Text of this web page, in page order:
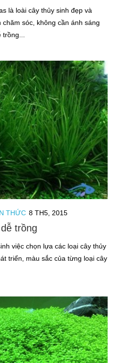
là loài cây thủy sinh đẹp và
sóc, không cần ánh sáng
trồng...
THỨC 8 TH5, 2015
trồng
việc chọn lựa các loại cây thủy
triển, màu sắc của từng loại cây